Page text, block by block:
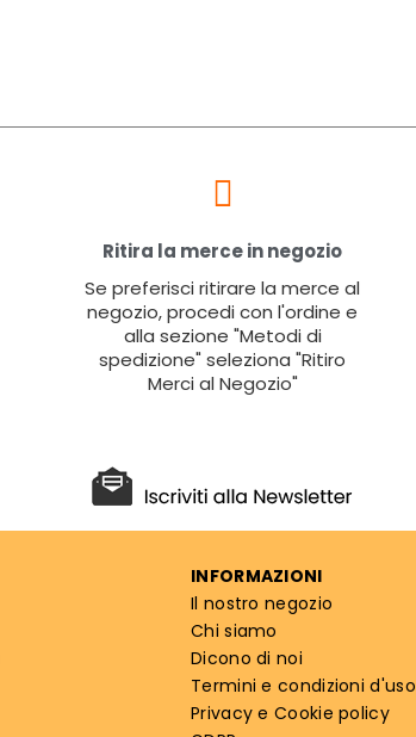
Ritira la merce in negozio
Se preferisci ritirare la merce al
negozio, procedi con l'ordine e
alla sezione "Metodi di
spedizione" seleziona "Ritiro
Merci al Negozio"
INFORMAZIONI
Il nostro negozio
Chi siamo
Dicono di noi
Termini e condizioni d'uso
Privacy e Cookie policy